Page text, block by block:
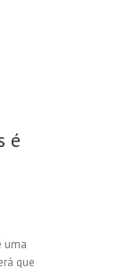
é
uma
que